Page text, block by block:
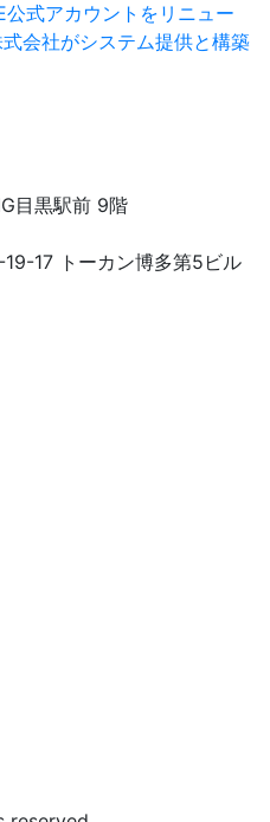
式アカウントをリニュー
会社がシステム提供と構築
目黒駅前 9階
17 トーカン博多第5ビル